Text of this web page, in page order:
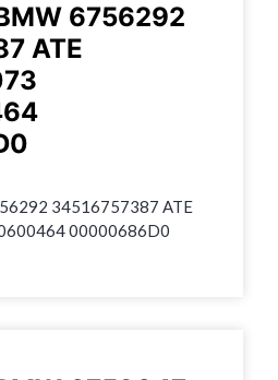
6756292
ATE
34516757387 ATE
00000686D0